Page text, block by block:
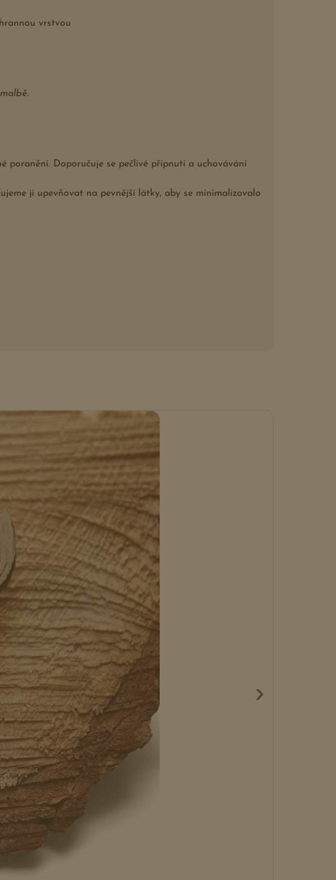
vrstvou
poranění. Doporučuje se pečlivé připnutí a uchovávání
ji upevňovat na pevnější látky, aby se minimalizovalo